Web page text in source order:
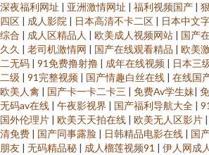
深夜福利网址 | 亚洲激情网址 | 福利视频国产 |
四区 | 成人影院 | 日本高清不卡二区 | 日本中文
综合 | 成人区精品人 | 欧美成人视频网站 | 国产
久久 | 老司机激情网 | 国产在线观看精品 | 欧美
二无码 | 91免费撸射撸 | 成年在线视频 | 日本三
二级 | 91完整视频 | 国产情趣白丝在线 | 在线国
欧美人禽 | 国产卡一卡二卡三 | 免费Av学生妹|
无码av在线 | 午夜影视界 | 国产福利导航大全 |
国外伦理片 | 欧美天天拍在线 | 欧美无人区影片 |
清免费 | 国产同事露脸 | 日韩精品电影在线 | 国
朋友 | 无码精品秘 | 成人榴莲视频91 | 伊人网成人